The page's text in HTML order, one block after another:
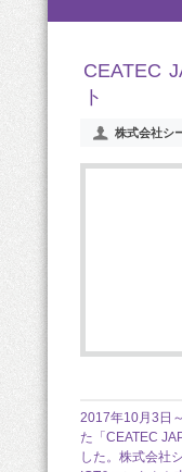
CEATEC
ト
株式会社シ
2017年10月3日
た「CEATEC
した。株式会社